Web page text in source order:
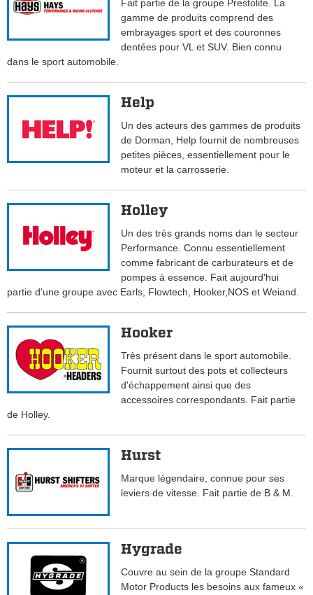
Fait partie de la groupe Prestolite. La
gamme de produits comprend des
embrayages sport et des couronnes
dentées pour VL et SUV. Bien connu
dans le sport automobile.
Help
Un des acteurs des gammes de produits
de Dorman, Help fournit de nombreuses
petites pièces, essentiellement pour le
moteur et la carrosserie.
Holley
Un des très grands noms dan le secteur
Performance. Connu essentiellement
comme fabricant de carburateurs et de
pompes à essence. Fait aujourd'hui
partie d'une groupe avec Earls, Flowtech, Hooker,NOS et Weiand.
Hooker
Très présent dans le sport automobile.
Fournit surtout des pots et collecteurs
d'échappement ainsi que des
accessoires correspondants. Fait partie
de Holley.
Hurst
Marque légendaire, connue pour ses
leviers de vitesse. Fait partie de B & M.
Hygrade
Couvre au sein de la groupe Standard
Motor Products les besoins aux fameux «